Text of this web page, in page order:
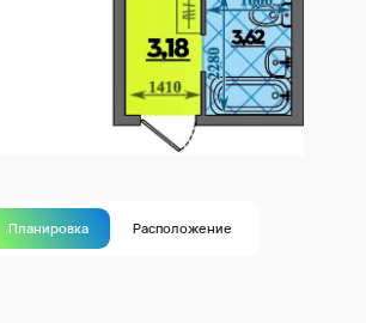
Планировка Расположение